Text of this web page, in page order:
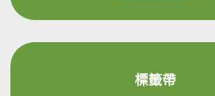
標籤帶